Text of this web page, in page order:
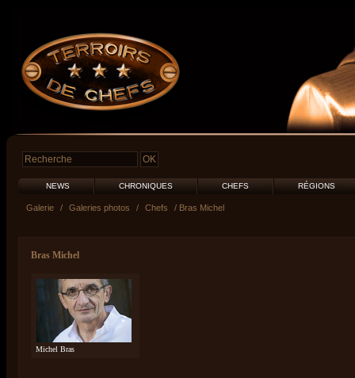
NEWS CHRONIQUES CHEFS RÉGIONS
Galerie / Galeries photos / Chefs / Bras Michel
Bras Michel
Michel Bras